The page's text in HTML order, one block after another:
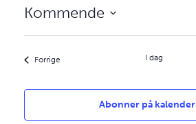
Kommende
Forrigeaktiviteter I dag
Abonner på kalender